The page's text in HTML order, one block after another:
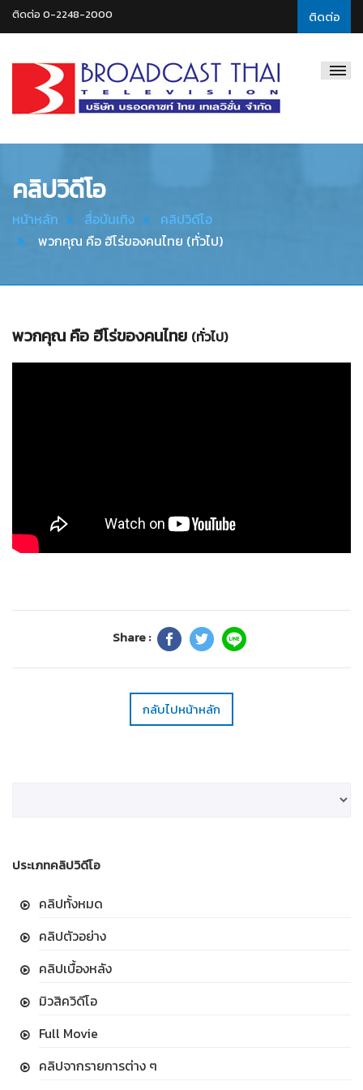
ติดต่อ
ติดต่อ 0-2248-2000
Thai
คลิปวิดีโอ
หน้าหลัก สื่อบันเทิง
คลิปวิดีโอ
พวกคุณ คือ ฮีโร่ของคนไทย (ทั่วไป)
พวกคุณ คือ ฮีโร่ของคนไทย (ทั่วไป)
Share :
กลับไปหน้าหลัก
ประเภทคลิปวิดีโอ
คลิปทั้งหมด
คลิปตัวอย่าง
คลิปเบื้องหลัง
มิวสิควิดีโอ
Full Movie
คลิปจากรายการต่าง ๆ